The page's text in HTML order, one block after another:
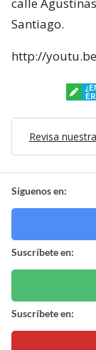
Santiago.
http://
Revisa
Síguenos en:
Suscríbete en:
Suscríbete en: